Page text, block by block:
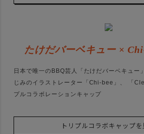
たけだバーベキュー ×
日本で唯一のBBQ芸人「たけだバーベキュー
じみのイラストレーター「Chi-bee」、 「
プルコラボレーションキャップ
トリプルコラボキャップを